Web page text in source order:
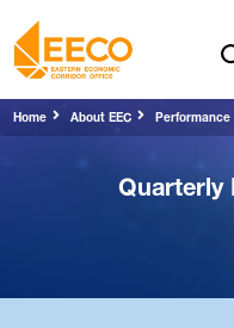
Home About EEC